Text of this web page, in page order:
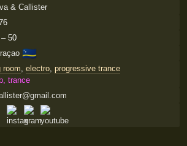
& Callister
50
🇨🇼
room, electro, progressive trance
trance